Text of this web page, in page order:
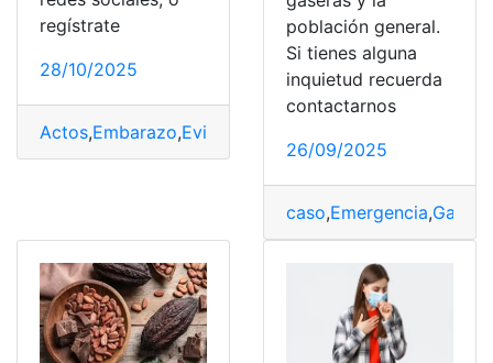
regístrate
28/10/2025
Actos,Embarazo,Evitar
población general.
Si tienes alguna
inquietud recuerda
contactarnos
26/09/2025
caso,Emergencia,Gas